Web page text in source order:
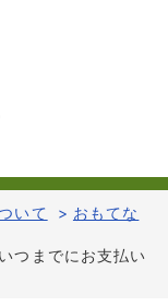
いて > おもてな
つまでにお支払い